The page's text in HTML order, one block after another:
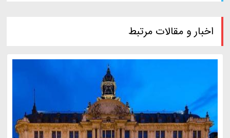
اخبار و مقالات مرتبط